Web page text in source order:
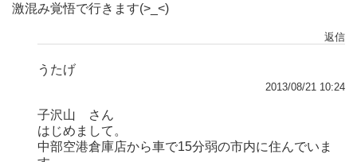
激混み覚悟で行きます(>_<)
返信
うたげ
2013/08/21 10:24
子沢山 さん
はじめまして。
中部空港倉庫店から車で15分弱の市内に住んでいま